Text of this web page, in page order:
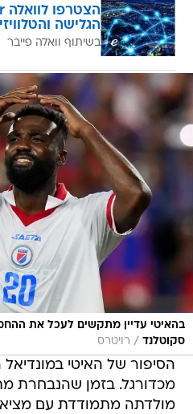
הגלישה
בשיתוף וואלה פייבר
בהאיטי עדיין מתקשים לעכל את
סקוטלנד / רויטרס
הסיפור של האיטי
מכדורגל. בזמן שהנבחרת
מולדתה מתמודדת עם